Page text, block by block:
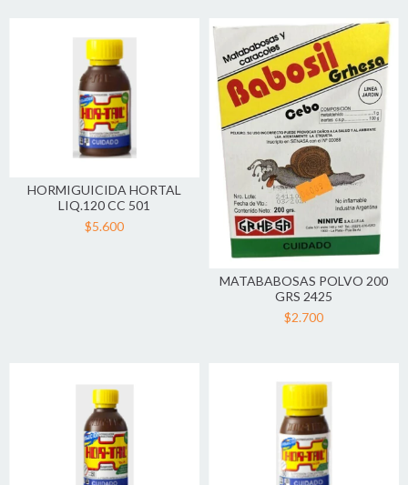
HORMIGUICIDA HORTAL
LIQ.120 CC 501
$5.600
MATABABOSAS POLVO 200
GRS 2425
$2.700